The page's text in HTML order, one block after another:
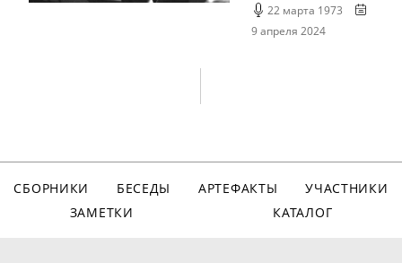
22 марта 1973
9 апреля 2024
СБОРНИКИ БЕСЕДЫ АРТЕФАКТЫ
УЧАСТНИКИ
ЗАМЕТКИ
КАТАЛОГ